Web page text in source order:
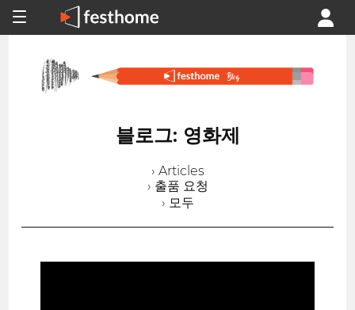
블로그: 영화제
› Articles
› 출품 요청
› 모두